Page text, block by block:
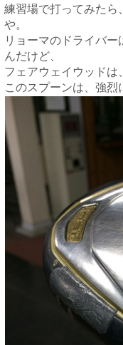
練習場で打ってみた
や。
リョーマのドライバ
んだけど、
フェアウェイウッドは
このスプーンは、強烈